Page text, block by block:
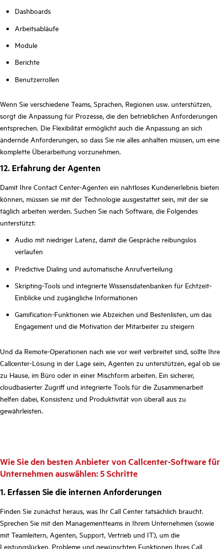
Dashboards
Arbeitsabläufe
Module
Berichte
Benutzerrollen
Wenn Sie verschiedene Teams, Sprachen, Regionen usw. unterstützen,
sorgt die Anpassung für Prozesse, die den betrieblichen Anforderungen
entsprechen. Die Flexibilität ermöglicht auch die Anpassung an sich
ändernde Anforderungen, so dass Sie nie alles anhalten müssen, um eine
komplette Überarbeitung vorzunehmen.
12. Erfahrung der Agenten
Damit Ihre Contact Center-Agenten ein nahtloses Kundenerlebnis bieten
können, müssen sie mit der Technologie ausgestattet sein, mit der sie
täglich arbeiten werden. Suchen Sie nach Software, die Folgendes
unterstützt:
Audio mit niedriger Latenz, damit die Gespräche reibungslos
verlaufen
Predictive Dialing und automatische Anrufverteilung
Skripting-Tools und integrierte Wissensdatenbanken für Echtzeit-
Einblicke und zugängliche Informationen
Gamification-Funktionen wie Abzeichen und Bestenlisten, um das
Engagement und die Motivation der Mitarbeiter zu steigern
Und da Remote-Operationen nach wie vor weit verbreitet sind, sollte Ihre
Callcenter-Lösung in der Lage sein, Agenten zu unterstützen, egal ob sie
zu Hause, im Büro oder in einer Mischform arbeiten. Ein sicherer,
cloudbasierter Zugriff und integrierte Tools für die Zusammenarbeit
helfen dabei, Konsistenz und Produktivität von überall aus zu
gewährleisten.
Wie Sie den besten Anbieter von Callcenter-Software für
Unternehmen auswählen: 5 Schritte
1. Erfassen Sie die internen Anforderungen
Finden Sie zunächst heraus, was Ihr Call Center tatsächlich braucht.
Sprechen Sie mit den Managementteams in Ihrem Unternehmen (sowie
mit Teamleitern, Agenten, Support, Vertrieb und IT), um die
Leistungslücken, Probleme und gewünschten Funktionen Ihres Call